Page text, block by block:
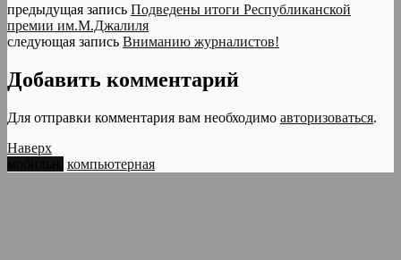
предыдущая запись Подведены итоги Республиканской
премии им.М.Джалиля
следующая запись Вниманию журналистов!
Добавить комментарий
Для отправки комментария вам необходимо авторизоваться.
Наверх
компьютерная